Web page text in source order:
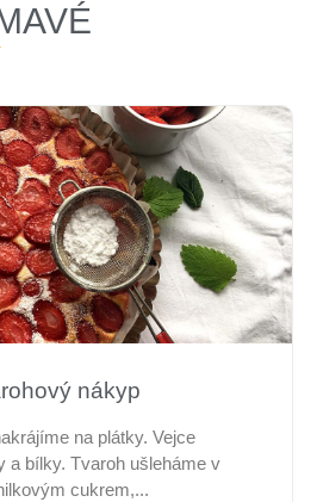
nákyp
na plátky. Vejce
a bílky. Tvaroh ušleháme v
cukrem,...